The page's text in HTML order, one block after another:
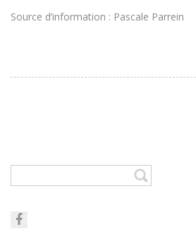
Source d’information : Pascale Parrein